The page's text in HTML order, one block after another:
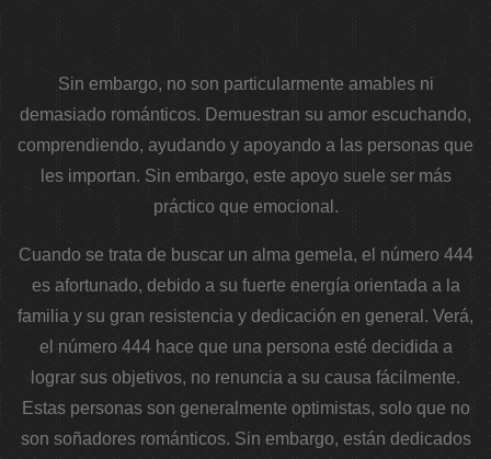
Sin embargo, no son particularmente amables ni
demasiado románticos. Demuestran su amor escuchando,
comprendiendo, ayudando y apoyando a las personas que
les importan. Sin embargo, este apoyo suele ser más
práctico que emocional.
Cuando se trata de buscar un alma gemela, el número 444
es afortunado, debido a su fuerte energía orientada a la
familia y su gran resistencia y dedicación en general. Verá,
el número 444 hace que una persona esté decidida a
lograr sus objetivos, no renuncia a su causa fácilmente.
Estas personas son generalmente optimistas, solo que no
son soñadores románticos. Sin embargo, están dedicados